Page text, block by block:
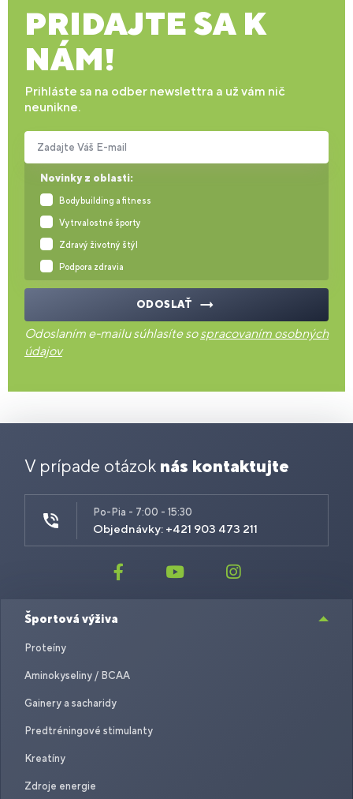
PRIDAJTE SA K
NÁM!
Prihláste sa na odber newslettra a už vám nič
neunikne.
Novinky z oblasti:
Bodybuilding a fitness
Vytrvalostné športy
Zdravý životný štýl
Podpora zdravia
Zadajte Váš E-mail
ODOSLAŤ
Odoslaním e-mailu súhlasíte sospracovaním osobných
údajov
V prípade otázok nás kontaktujte
Po-Pia - 7:00 - 15:30
Objednávky: +421 903 473 211
Športová výživa
Proteíny
Aminokyseliny / BCAA
Gainery a sacharidy
Predtréningové stimulanty
Kreatíny
Zdroje energie